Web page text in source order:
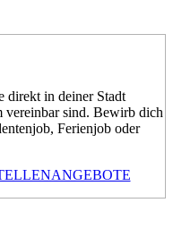
direkt in deiner Stadt
vereinbar sind. Bewirb dich
Ferienjob oder